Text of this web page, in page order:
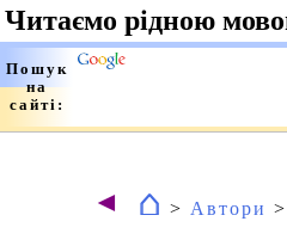
◄ ⌂ > Автори >